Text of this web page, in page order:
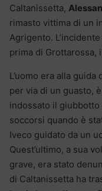
Caltanissetta,
rimasto vittima di un
Agrigento.
prima di Grottarossa,
L’uomo era alla
per via di un guasto,
indossato il
soccorsi quando è
Iveco guidato da un
Quest’ultimo, a sua
grave, era stato
di Caltanissetta ha